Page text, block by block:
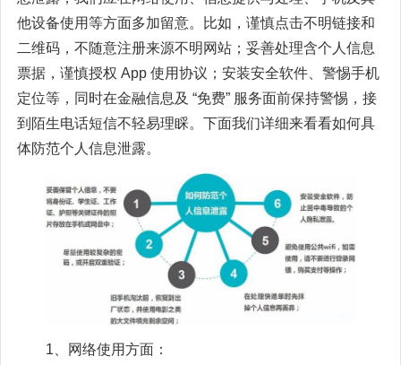
他设备使用等方面多加留意。比如，谨慎点击不明链接和
二维码，不随意注册来源不明网站；妥善处理含个人信息
票据，谨慎授权 App 使用协议；安装安全软件、警惕手机
定位等，同时在金融信息及 “免费” 服务面前保持警惕，接
到陌生电话短信不轻易理睬。下面我们详细来看看如何具
体防范个人信息泄露。
1、网络使用方面：